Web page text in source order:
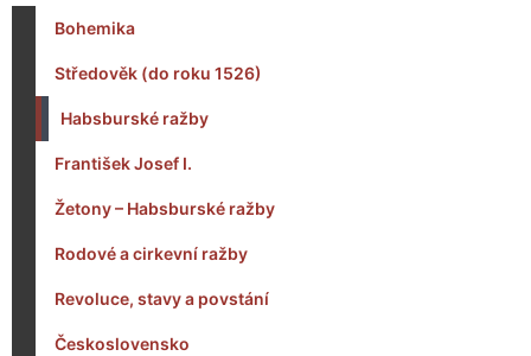
Bohemika
Středověk (do roku 1526)
Habsburské ražby
František Josef I.
Žetony – Habsburské ražby
Rodové a cirkevní ražby
Revoluce, stavy a povstání
Československo